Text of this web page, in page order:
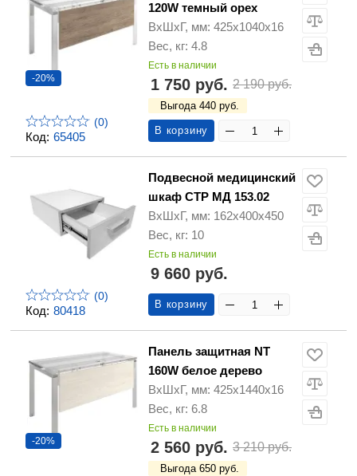
Код: 65405
-20%
(0)
120W темный орех
ВхШхГ, мм: 425x1040x16
Вес, кг: 4.8
Есть в наличии
1 750 руб. 2 190 руб.
Выгода 440 руб.
В корзину
Код: 80418
(0)
Подвесной медицинский
шкаф СТР МД 153.02
ВхШхГ, мм: 162x400x450
Вес, кг: 10
Есть в наличии
9 660 руб.
В корзину
-20%
Панель защитная NT
160W белое дерево
ВхШхГ, мм: 425x1440x16
Вес, кг: 6.8
Есть в наличии
2 560 руб. 3 210 руб.
Выгода 650 руб.